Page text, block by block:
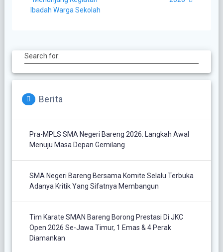
Ibadah Warga Sekolah
Search for:
Berita
Pra-MPLS SMA Negeri Bareng 2026: Langkah Awal
Menuju Masa Depan Gemilang
SMA Negeri Bareng Bersama Komite Selalu Terbuka
Adanya Kritik Yang Sifatnya Membangun
Tim Karate SMAN Bareng Borong Prestasi Di JKC
Open 2026 Se-Jawa Timur, 1 Emas & 4 Perak
Diamankan